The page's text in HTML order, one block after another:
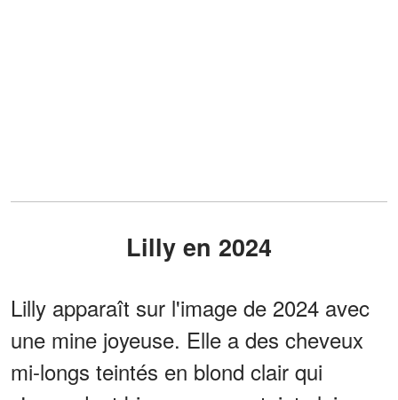
Lilly en 2024
Lilly apparaît sur l'image de 2024 avec
une mine joyeuse. Elle a des cheveux
mi-longs teintés en blond clair qui